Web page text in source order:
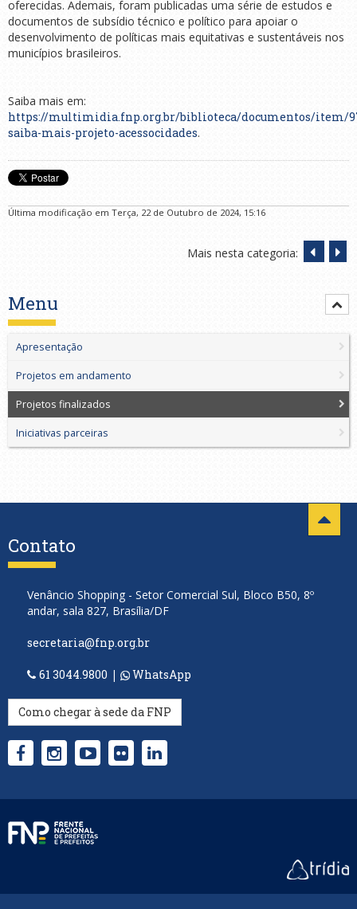
oferecidas. Ademais, foram publicadas uma série de estudos e
documentos de subsídio técnico e político para apoiar o
desenvolvimento de políticas mais equitativas e sustentáveis nos
municípios brasileiros.
Saiba mais em:
https://multimidia.fnp.org.br/biblioteca/documentos/item/
saiba-mais-projeto-acessocidades.
Última modificação em Terça, 22 de Outubro de 2024, 15:16
Mais nesta categoria:
Menu
Apresentação
Projetos em andamento
Projetos finalizados
Iniciativas parceiras
Contato
Venâncio Shopping - Setor Comercial Sul, Bloco B50, 8º
andar, sala 827, Brasília/DF
secretaria@fnp.org.br
61 3044.9800 | WhatsApp
Como chegar à sede da FNP